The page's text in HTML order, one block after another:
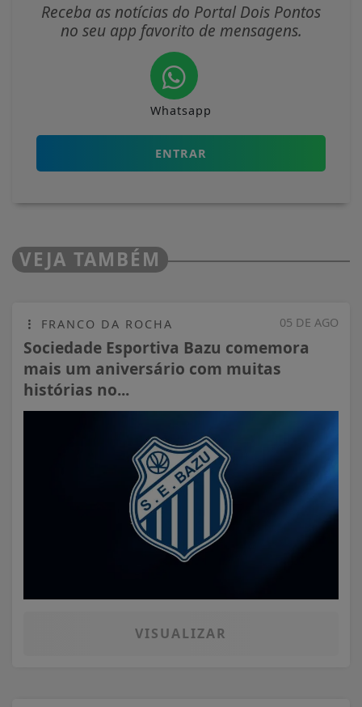
Receba as notícias do Portal Dois Pontos
no seu app favorito de mensagens.
Whatsapp
ENTRAR
VEJA TAMBÉM
05 DE AGO
FRANCO DA ROCHA
Sociedade Esportiva Bazu comemora
mais um aniversário com muitas
histórias no...
VISUALIZAR